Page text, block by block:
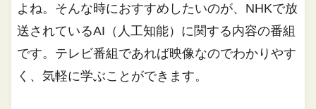
よね。そんな時におすすめしたいのが、NHKで放
送されているAI（人工知能）に関する内容の番組
です。テレビ番組であれば映像なのでわかりやす
く、気軽に学ぶことができます。